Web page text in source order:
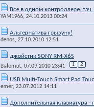
Все в одном контроллере:
YAM1966, 24.10.2013 00:24
Альтернатива грызуну!
denos, 27.10.2010 12:51
джойстик SONY RM-X6S
Balomut, 07.09.2010 23:41 1 2
USB Multi-Touch Smart Pad
emer, 23.07.2012 14:11
Дополнительная клавиатура -